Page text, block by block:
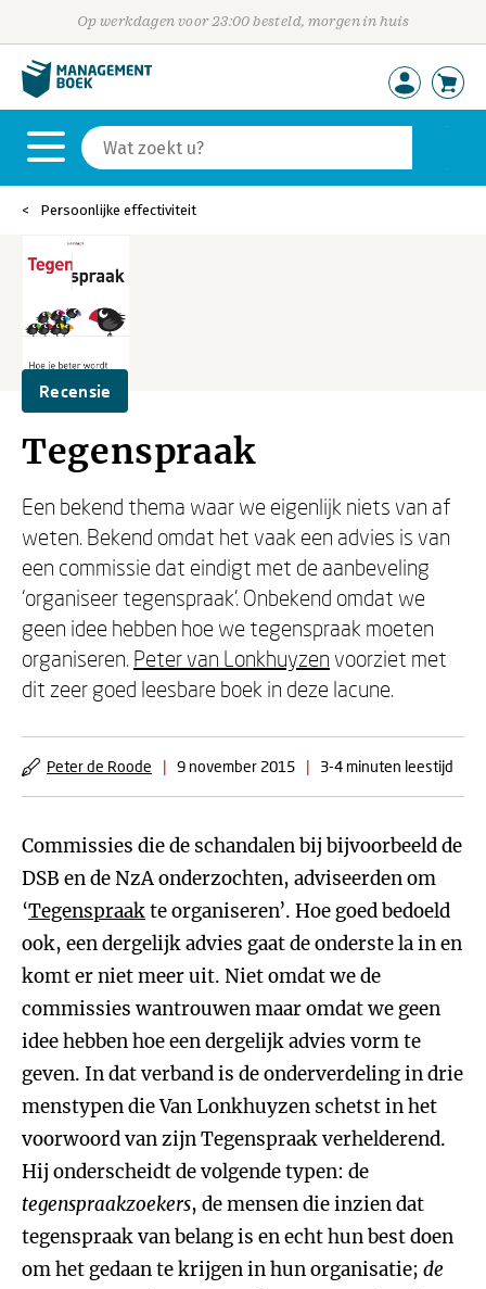
Op werkdagen voor 23:00 besteld, morgen in huis
Persoonlijke effectiviteit
Recensie
Tegenspraak
Een bekend thema waar we eigenlijk niets van af
weten. Bekend omdat het vaak een advies is van
een commissie dat eindigt met de aanbeveling
‘organiseer tegenspraak’. Onbekend omdat we
geen idee hebben hoe we tegenspraak moeten
organiseren. Peter van Lonkhuyzen voorziet met
dit zeer goed leesbare boek in deze lacune.
Peter de Roode | 9 november 2015 | 3-4 minuten leestijd
Commissies die de schandalen bij bijvoorbeeld de
DSB en de NzA onderzochten, adviseerden om
‘Tegenspraakte organiseren’. Hoe goed bedoeld
ook, een dergelijk advies gaat de onderste la in en
komt er niet meer uit. Niet omdat we de
commissies wantrouwen maar omdat we geen
idee hebben hoe een dergelijk advies vorm te
geven. In dat verband is de onderverdeling in drie
menstypen die Van Lonkhuyzen schetst in het
voorwoord van zijn Tegenspraak verhelderend.
Hij onderscheidt de volgende typen: de
tegenspraakzoekers, de mensen die inzien dat
tegenspraak van belang is en echt hun best doen
om het gedaan te krijgen in hun organisatie; de